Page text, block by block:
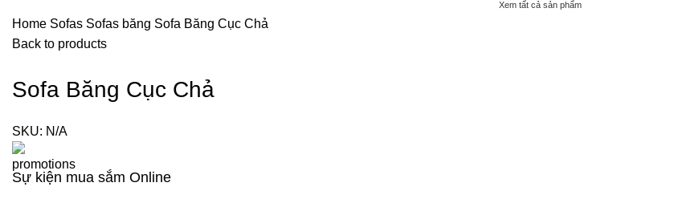
Xem tất cả sản phẩm
Home Sofas Sofas băng Sofa Băng Cục Chả
Back to products
Sofa Băng Cục Chả
SKU: N/A
Sự kiện mua sắm Online